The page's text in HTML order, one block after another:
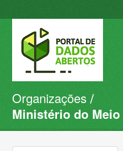
Conjuntos de dados
Organizações
Organizações
Ministério do